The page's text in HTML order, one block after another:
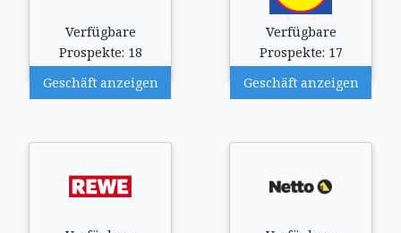
Verfügbare
Prospekte: 18
Geschäft anzeigen
Verfügbare
Prospekte: 17
Geschäft anzeigen